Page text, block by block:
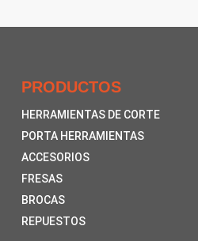
PRODUCTOS
HERRAMIENTAS DE CORTE
PORTA HERRAMIENTAS
ACCESORIOS
FRESAS
BROCAS
REPUESTOS